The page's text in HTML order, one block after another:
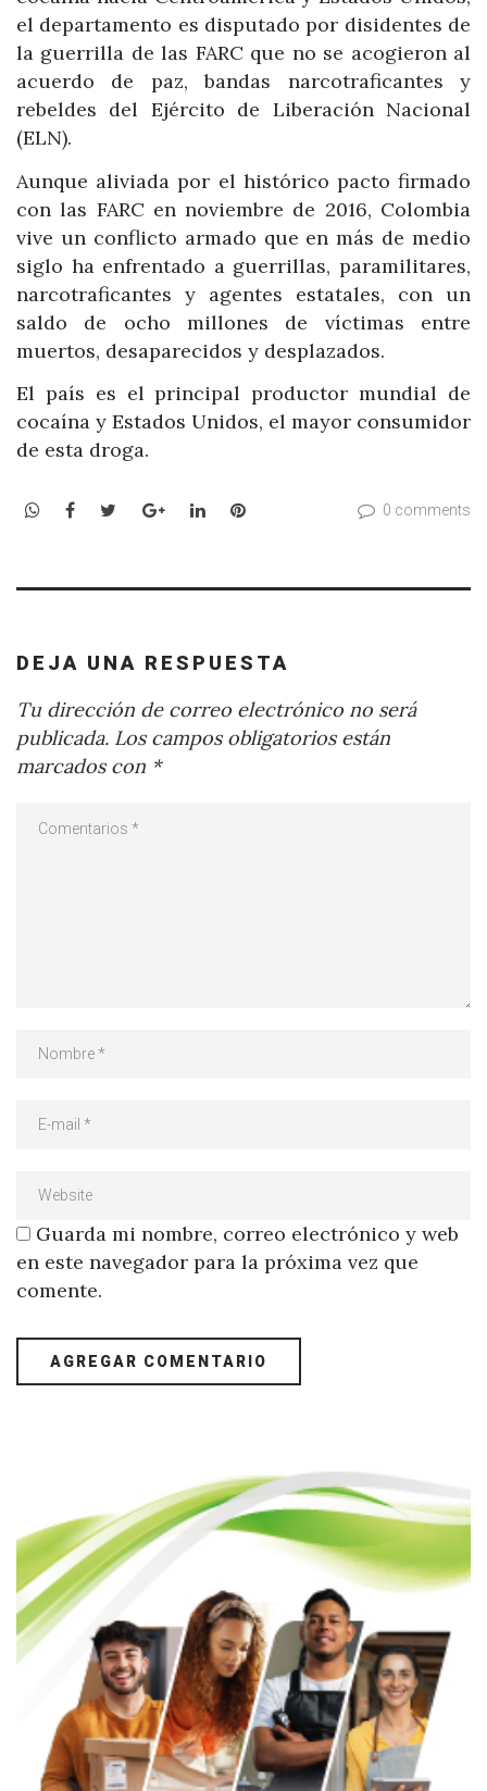
el departamento es disputado por disidentes de
la guerrilla de las FARC que no se acogieron al
acuerdo de paz, bandas narcotraficantes y
rebeldes del Ejército de Liberación Nacional
(ELN).
Aunque aliviada por el histórico pacto firmado
con las FARC en noviembre de 2016, Colombia
vive un conflicto armado que en más de medio
siglo ha enfrentado a guerrillas, paramilitares,
narcotraficantes y agentes estatales, con un
saldo de ocho millones de víctimas entre
muertos, desaparecidos y desplazados.
El país es el principal productor mundial de
cocaína y Estados Unidos, el mayor consumidor
de esta droga.
WhatsApp
Facebook
TwitterGoogle+LinkedInPinterest 0 comments
DEJA UNA RESPUESTA
Tu dirección de correo electrónico no será
publicada. Los campos obligatorios están
marcados con *
Guarda mi nombre, correo electrónico y web
en este navegador para la próxima vez que
comente.